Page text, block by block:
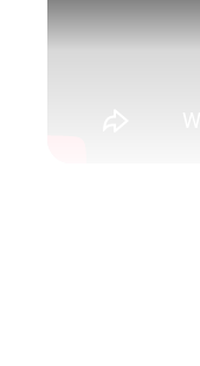
Entrevista
Entrevista